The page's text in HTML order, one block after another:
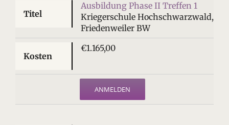
Ausbildung Phase II Treffen 1
Kriegerschule Hochschwarzwald,
Friedenweiler BW
€1.165,00
ANMELDEN